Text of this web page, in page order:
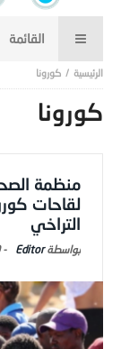
كورونا
كورونا
منظمة
لقاحات
التراخي
Editor
-